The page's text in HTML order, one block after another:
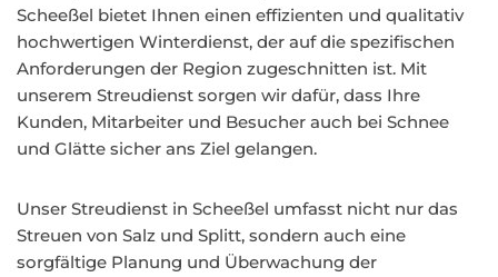
Scheeßel bietet Ihnen einen effizienten und qualitativ
hochwertigen Winterdienst, der auf die spezifischen
Anforderungen der Region zugeschnitten ist. Mit
unserem Streudienst sorgen wir dafür, dass Ihre
Kunden, Mitarbeiter und Besucher auch bei Schnee
und Glätte sicher ans Ziel gelangen.
Unser Streudienst in Scheeßel umfasst nicht nur das
Streuen von Salz und Splitt, sondern auch eine
sorgfältige Planung und Überwachung der